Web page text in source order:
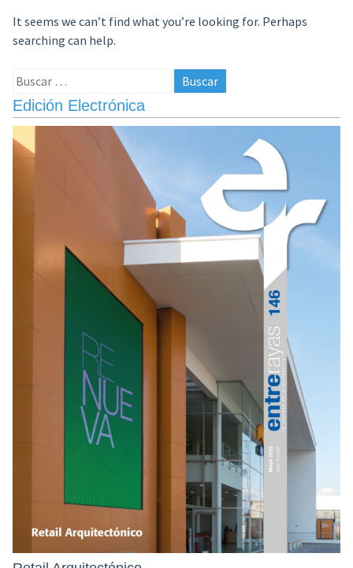
It seems we can’t find what you’re looking for. Perhaps
searching can help.
Buscar:
Edición Electrónica